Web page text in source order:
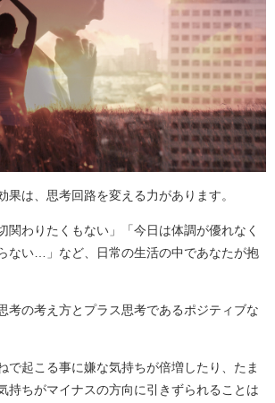
果は、思考回路を変える力があります。
関わりたくもない」「今日は体調が優れなく
ない…」など、日常の生活の中であなたが抱
考の考え方とプラス思考であるポジティブな
で起こる事に嫌な気持ちが倍増したり、たま
持ちがマイナスの方向に引きずられることは